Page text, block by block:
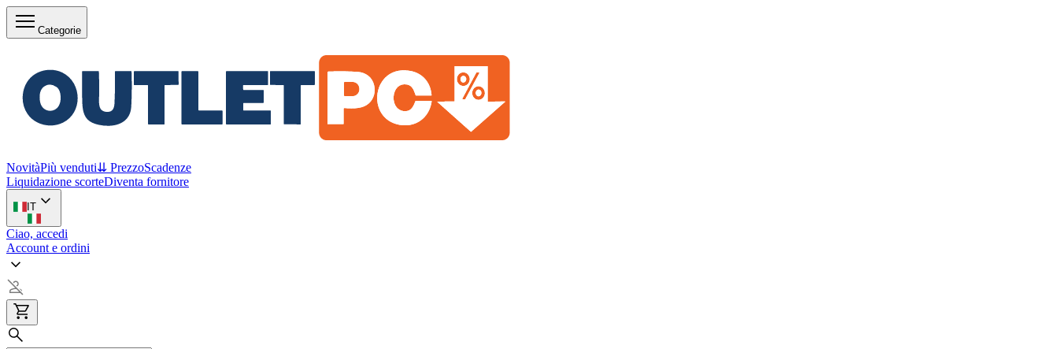
Categorie
NovitàPiù venduti⇊ PrezzoScadenze
Liquidazione scorteDiventa fornitore
IT
Ciao, accedi
Account e ordini